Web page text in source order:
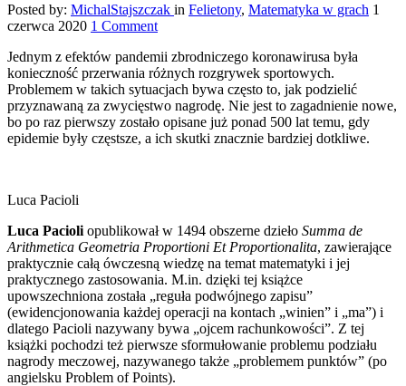
Posted by: MichalStajszczak in Felietony, Matematyka w grach 1
czerwca 2020 1 Comment
Jednym z efektów pandemii zbrodniczego koronawirusa była
konieczność przerwania różnych rozgrywek sportowych.
Problemem w takich sytuacjach bywa często to, jak podzielić
przyznawaną za zwycięstwo nagrodę. Nie jest to zagadnienie nowe,
bo po raz pierwszy zostało opisane już ponad 500 lat temu, gdy
epidemie były częstsze, a ich skutki znacznie bardziej dotkliwe.
Luca Pacioli
Luca Pacioli opublikował w 1494 obszerne dzieło Summa de
Arithmetica Geometria Proportioni Et Proportionalita, zawierające
praktycznie całą ówczesną wiedzę na temat matematyki i jej
praktycznego zastosowania. M.in. dzięki tej książce
upowszechniona została „reguła podwójnego zapisu”
(ewidencjonowania każdej operacji na kontach „winien” i „ma”) i
dlatego Pacioli nazywany bywa „ojcem rachunkowości”. Z tej
książki pochodzi też pierwsze sformułowanie problemu podziału
nagrody meczowej, nazywanego także „problemem punktów” (po
angielsku Problem of Points).